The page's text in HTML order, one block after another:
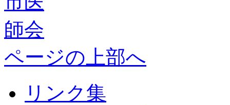
ページの上部へ
リンク集